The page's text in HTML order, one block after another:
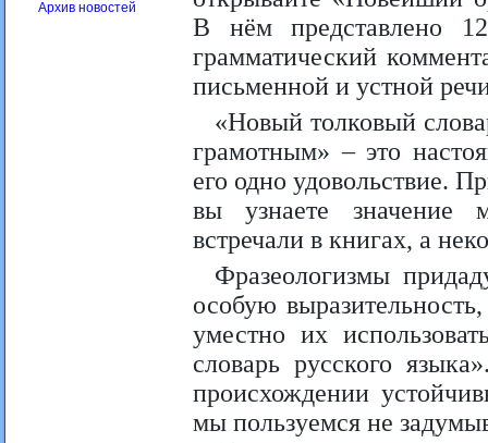
Архив новостей
В нём представлено
грамматический
письменной и устной
«Новый толковый
грамотным» – это
его одно удовольствие.
вы узнаете значение
встречали в книгах, а
Фразеологизмы
особую
уместно их
словарь русского
происхождении
мы пользуемся не